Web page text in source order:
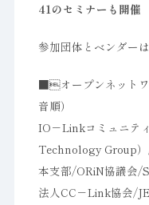
41のセミナーも開催
参加団体とベンダーは
■オープンネットワ
音順）
IO－Linkコミュニテ
Technology Group
本支部/ORiN協議会/
法人CC－Link協会/